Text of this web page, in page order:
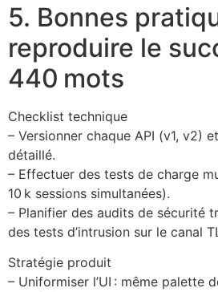
5. Bonnes
reproduire le
440 mots
Checklist technique
– Versionner chaque API (v1, v2)
détaillé.
– Effectuer des tests de charge
10 k sessions simultanées).
– Planifier des audits de sécurité
des tests d’intrusion sur le canal
Stratégie produit
– Uniformiser l’UI : même palette